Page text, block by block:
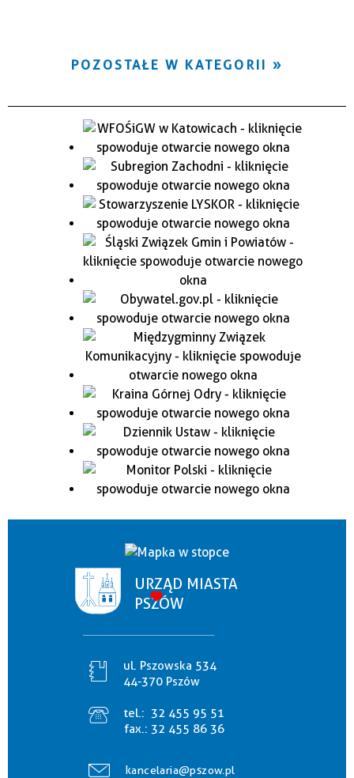
POZOSTAŁE W KATEGORII
URZĄD MIASTA
PSZÓW
ul. Pszowska 534
44-370 Pszów
tel.: 32 455 95 51
fax.: 32 455 86 36
kancelaria@pszow.pl